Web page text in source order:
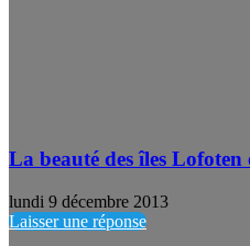
La beauté des îles Lofoten
lundi 9 décembre 2013
Laisser une réponse